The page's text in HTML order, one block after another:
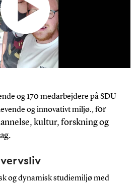
og 170 medarbejdere på SDU
og innovativt miljø., for
kultur, forskning og
og dynamisk studiemiljø med